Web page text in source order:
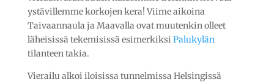
ystävillemme korkojen kera! Viime aikoina
Taivaannaula ja Maavalla ovat muutenkin olleet
läheisissä tekemisissä esimerkiksi Palukylän
tilanteen takia.
Vierailu alkoi iloisissa tunnelmissa Helsingissä